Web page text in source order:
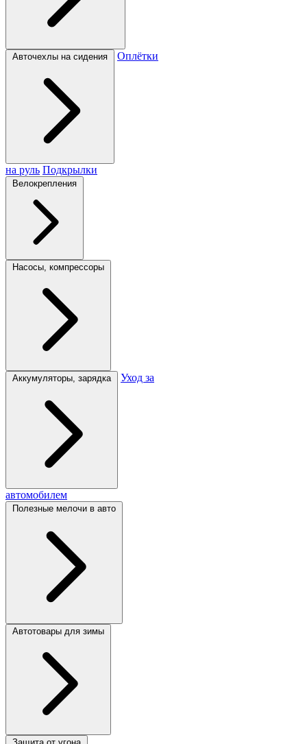
Авточехлы на сидения Оплётки
на руль Подкрылки
Велокрепления
Насосы, компрессоры
Аккумуляторы, зарядка Уход за
автомобилем
Полезные мелочи в авто
Автотовары для зимы